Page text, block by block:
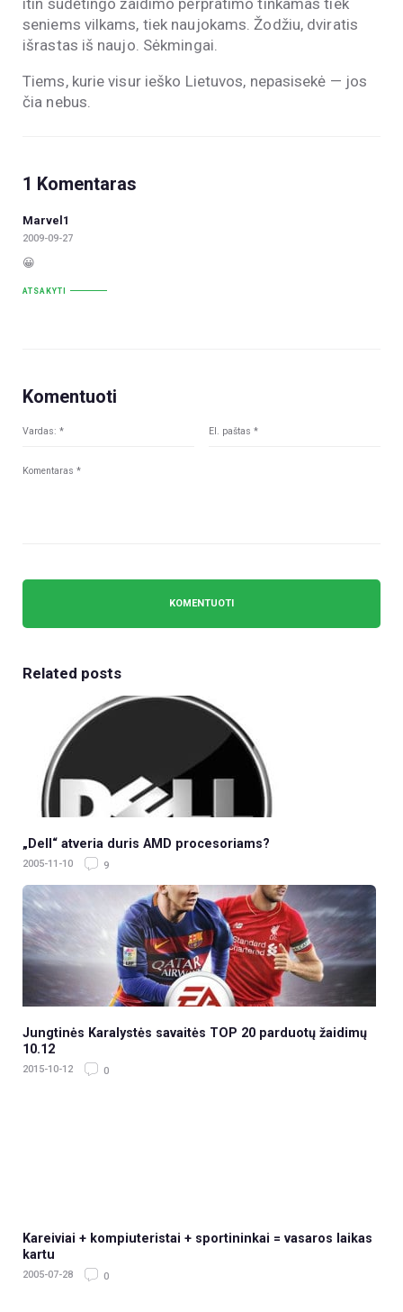
itin sudėtingo žaidimo perpratimo tinkamas tiek
seniems vilkams, tiek naujokams. Žodžiu, dviratis
išrastas iš naujo. Sėkmingai.
Tiems, kurie visur ieško Lietuvos, nepasisekė — jos
čia nebus.
1 Komentaras
Marvel1
2009-09-27
😀
ATSAKYTI
Komentuoti
Related posts
„Dell“ atveria duris AMD procesoriams?
2005-11-10 9
Jungtinės Karalystės savaitės TOP 20 parduotų žaidimų
10.12
2015-10-12 0
Kareiviai + kompiuteristai + sportininkai = vasaros laikas
kartu
2005-07-28 0